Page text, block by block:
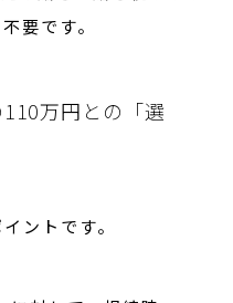
要です。
万円との「選
ントです。